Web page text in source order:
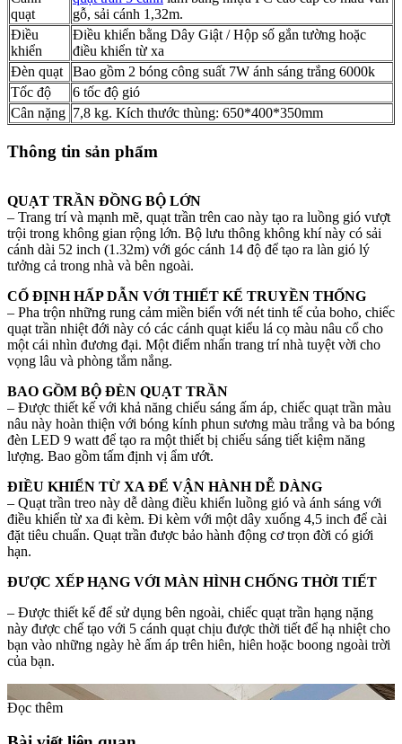
quạt
gỗ, sải cánh 1,32m.
Điều
khiển
Điều khiển bằng Dây Giật / Hộp số gắn tường hoặc
điều khiển từ xa
Đèn quạt
Bao gồm 2 bóng công suất 7W ánh sáng trắng 6000k
Tốc độ
6 tốc độ gió
Cân nặng 7,8 kg. Kích thước thùng: 650*400*350mm
Thông tin sản phẩm
QUẠT TRẦN ĐỒNG BỘ LỚN
– Trang trí và mạnh mẽ, quạt trần trên cao này tạo ra luồng gió vượt
trội trong không gian rộng lớn. Bộ lưu thông không khí này có sải
cánh dài 52 inch (1.32m) với góc cánh 14 độ để tạo ra làn gió lý
tưởng cả trong nhà và bên ngoài.
CỐ ĐỊNH HẤP DẪN VỚI THIẾT KẾ TRUYỀN THỐNG
– Pha trộn những rung cảm miền biển với nét tinh tế của boho, chiếc
quạt trần nhiệt đới này có các cánh quạt kiểu lá cọ màu nâu cổ cho
một cái nhìn đương đại. Một điểm nhấn trang trí nhà tuyệt vời cho
vọng lâu và phòng tắm nắng.
BAO GỒM BỘ ĐÈN QUẠT TRẦN
– Được thiết kế với khả năng chiếu sáng ấm áp, chiếc quạt trần màu
nâu này hoàn thiện với bóng kính phun sương màu trắng và ba bóng
đèn LED 9 watt để tạo ra một thiết bị chiếu sáng tiết kiệm năng
lượng. Bao gồm tấm định vị ẩm ướt.
ĐIỀU KHIỂN TỪ XA ĐỂ VẬN HÀNH DỄ DÀNG
– Quạt trần treo này dễ dàng điều khiển luồng gió và ánh sáng với
điều khiển từ xa đi kèm. Đi kèm với một dây xuống 4,5 inch để cài
đặt tiêu chuẩn. Quạt trần được bảo hành động cơ trọn đời có giới
hạn.
ĐƯỢC XẾP HẠNG VỚI MÀN HÌNH CHỐNG THỜI TIẾT
– Được thiết kế để sử dụng bên ngoài, chiếc quạt trần hạng nặng
này được chế tạo với 5 cánh quạt chịu được thời tiết để hạ nhiệt cho
bạn vào những ngày hè ấm áp trên hiên, hiên hoặc boong ngoài trời
của bạn.
Đọc thêm